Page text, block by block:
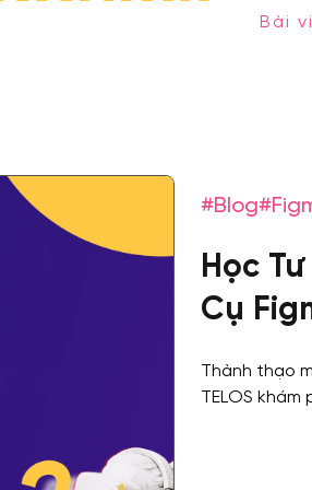
Bài
nghiệm thực tế –
#Blog
Học
Cụ
Thành thạo
TELOS